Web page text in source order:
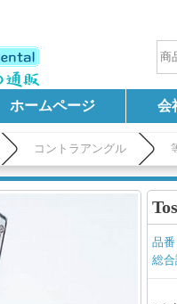
ホームページ 会
コントラアングル
品
総